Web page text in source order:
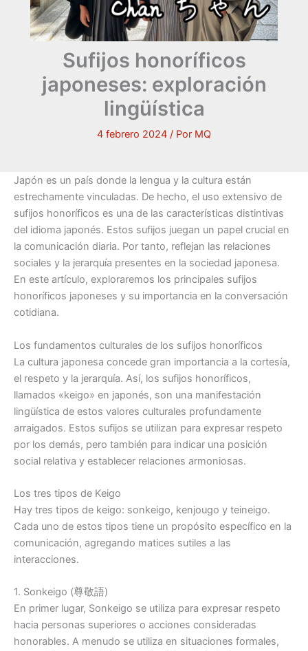
Sufijos honoríficos
japoneses: exploración
lingüística
4 febrero 2024 / Por MQ
Japón es un país donde la lengua y la cultura están
estrechamente vinculadas. De hecho, el uso extensivo de
sufijos honoríficos es una de las características distintivas
del idioma japonés. Estos sufijos juegan un papel crucial en
la comunicación diaria. Por tanto, reflejan las relaciones
sociales y la jerarquía presentes en la sociedad japonesa.
En este artículo, exploraremos los principales sufijos
honoríficos japoneses y su importancia en la conversación
cotidiana.
Los fundamentos culturales de los sufijos honoríficos
La cultura japonesa concede gran importancia a la cortesía,
el respeto y la jerarquía. Así, los sufijos honoríficos,
llamados «keigo» en japonés, son una manifestación
lingüística de estos valores culturales profundamente
arraigados. Estos sufijos se utilizan para expresar respeto
por los demás, pero también para indicar una posición
social relativa y establecer relaciones armoniosas.
Los tres tipos de Keigo
Hay tres tipos de keigo: sonkeigo, kenjougo y teineigo.
Cada uno de estos tipos tiene un propósito específico en la
comunicación, agregando matices sutiles a las
interacciones.
1. Sonkeigo (尊敬語)
En primer lugar, Sonkeigo se utiliza para expresar respeto
hacia personas superiores o acciones consideradas
honorables. A menudo se utiliza en situaciones formales,